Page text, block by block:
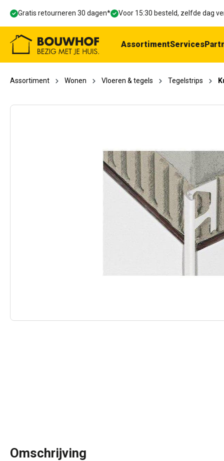
Ga naar de hoofdnavigatie
Gratis retourneren 30 dagen* Voor 15:30 besteld, zelfde dag
AssortimentServices
Assortiment Wonen Vloeren & tegels Tegelstrips
Omschrijving